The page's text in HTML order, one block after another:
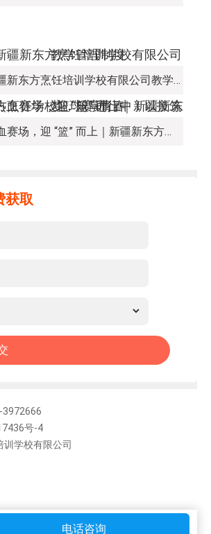
新疆新东方烹饪培训学校有限公司教学管理制度
热血赛场，迎 “篮” 而上｜新疆新东方烹饪学校篮球赛进行中！以技筑梦，乐享青春
获取
3972666
号-4
训学校有限公司
电话咨询